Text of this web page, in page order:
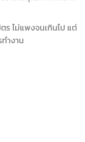
ร ไม่แพงจนเกินไป แต่
ำงาน